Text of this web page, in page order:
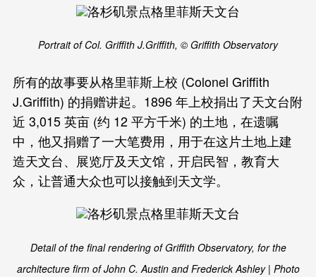
Portrait of Col. Griffith J.Griffith, © Griffith Observatory
所有的故事要从格里菲斯上校 (Colonel Griffith
J.Griffith) 的捐赠讲起。1896 年上校捐出了天文台附
近 3,015 英亩 (约 12 平方千米) 的土地，在遗嘱
中，他又捐赠了一大笔费用，用于在这片土地上建
造天文台、展览厅及天文馆，开启民智，教育大
众，让普通大众也可以接触到天文学。
Detail of the final rendering of Griffith Observatory, for the
architecture firm of John C. Austin and Frederick Ashley | Photo